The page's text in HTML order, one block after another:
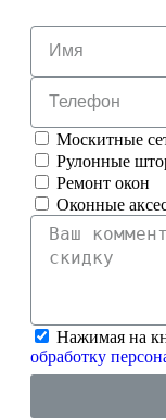
Москитные
Рулонные
Ремонт окон
Оконные
Нажимая на
обработку